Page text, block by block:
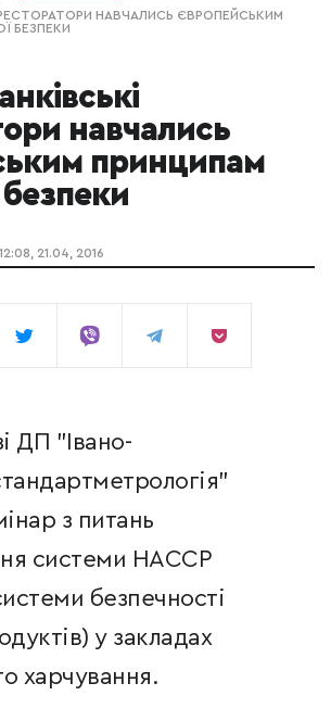
НАВЧАЛИСЬ ЄВРОПЕЙСЬКИМ
БЕЗПЕКИ
навчались
принципам
12:08, 21.04, 2016
ДП "Івано-
з питань
системи НАССР
безпечності
у закладах
харчування.